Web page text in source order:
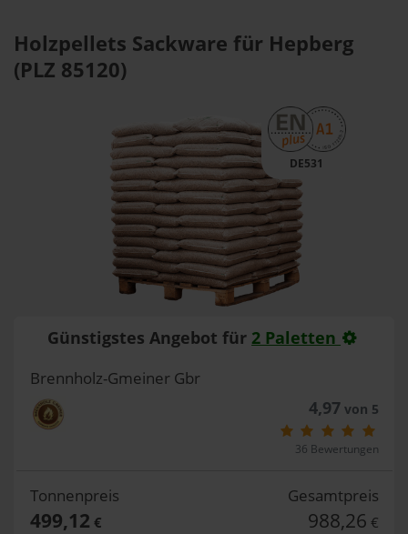
Holzpellets Sackware für Hepberg
(PLZ 85120)
DE531
Günstigstes Angebot für 2 Paletten
Brennholz-Gmeiner Gbr
4,97von 5
36 Bewertungen
Tonnenpreis
499,12 €
Gesamtpreis
988,26 €